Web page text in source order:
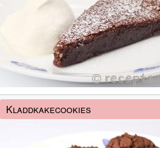
Kladdkakecookies